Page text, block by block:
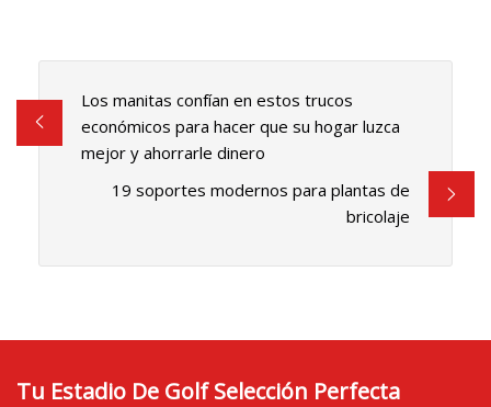
Los manitas confían en estos trucos
económicos para hacer que su hogar luzca
mejor y ahorrarle dinero
19 soportes modernos para plantas de
bricolaje
Tu Estadio De Golf Selección Perfecta